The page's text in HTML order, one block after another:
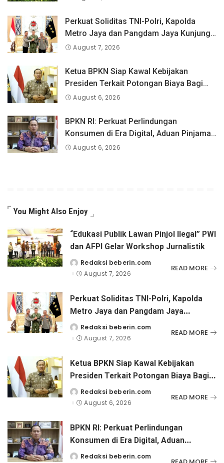
Perkuat Soliditas TNI-Polri, Kapolda
Metro Jaya dan Pangdam Jaya Kunjungi
Dankorps Brimob Polri
August 7, 2026
Ketua BPKN Siap Kawal Kebijakan
Presiden Terkait Potongan Biaya Bagi
Penyandang Disabilitas
August 6, 2026
BPKN RI: Perkuat Perlindungan
Konsumen di Era Digital, Aduan Pinjaman
Online Masih Menjadi Perhatian Serius
August 6, 2026
You Might Also Enjoy
“Edukasi Publik Lawan Pinjol Ilegal” PWI
dan AFPI Gelar Workshop Jurnalistik
Posted
by
Redaksi beberin.com
August 7, 2026
READ MORE
Perkuat Soliditas TNI-Polri, Kapolda
Metro Jaya dan Pangdam Jaya
Kunjungi Dankorps Brimob Polri
Posted
by
Redaksi beberin.com
August 7, 2026
READ MORE
Ketua BPKN Siap Kawal Kebijakan
Presiden Terkait Potongan Biaya Bagi
Penyandang Disabilitas
Posted
by
Redaksi beberin.com
August 6, 2026
READ MORE
BPKN RI: Perkuat Perlindungan
Konsumen di Era Digital, Aduan
Pinjaman Online Masih Menjadi
PostedRedaksi beberin.com